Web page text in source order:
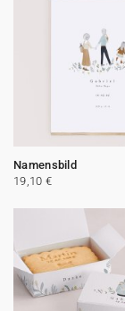
Namensbild
19,10 €